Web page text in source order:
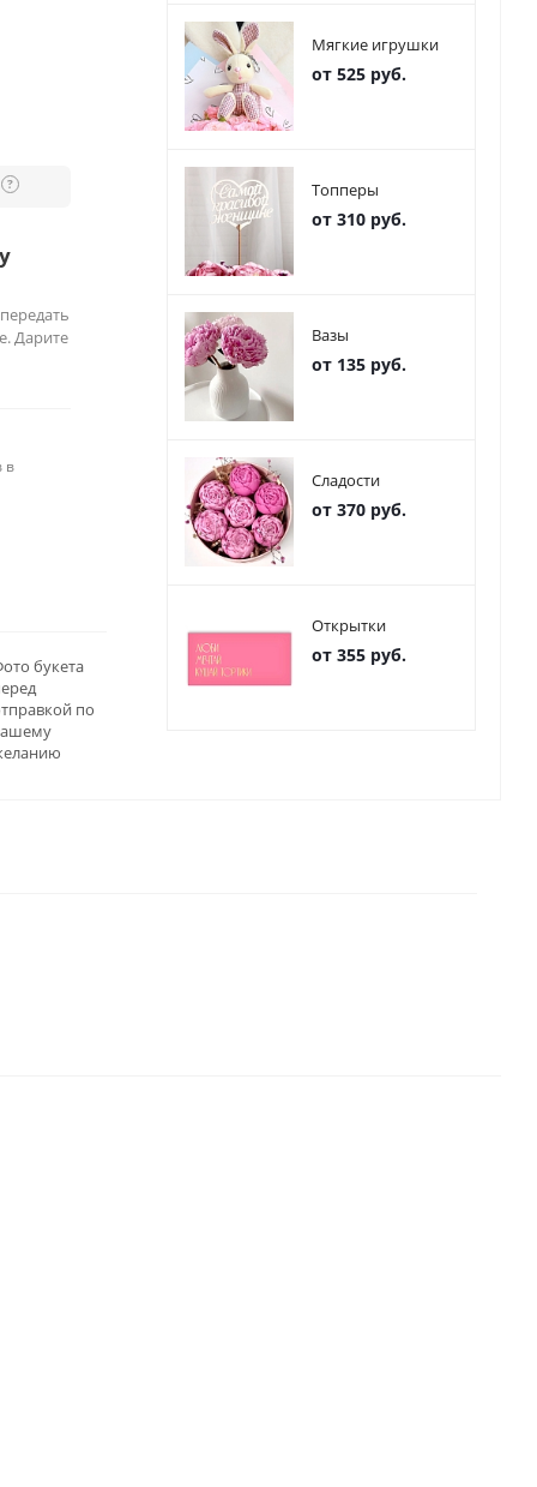
?
Дарите
в
букета
по
Мягкие игрушки
от 525 руб.
Топперы
от 310 руб.
Вазы
от 135 руб.
Сладости
от 370 руб.
Открытки
от 355 руб.